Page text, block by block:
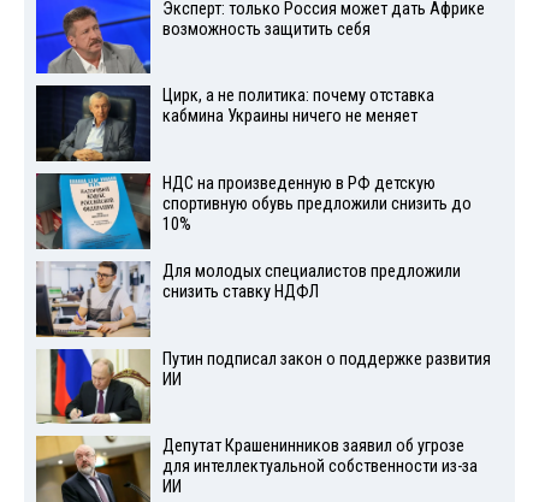
Эксперт: только Россия может дать Африке
возможность защитить себя
Цирк, а не политика: почему отставка
кабмина Украины ничего не меняет
НДС на произведенную в РФ детскую
спортивную обувь предложили снизить до
10%
Для молодых специалистов предложили
снизить ставку НДФЛ
Путин подписал закон о поддержке развития
ИИ
Депутат Крашенинников заявил об угрозе
для интеллектуальной собственности из-за
ИИ